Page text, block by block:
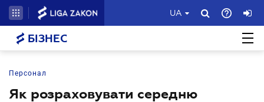
UA
БІЗНЕС
Персонал
Як розраховувати середню